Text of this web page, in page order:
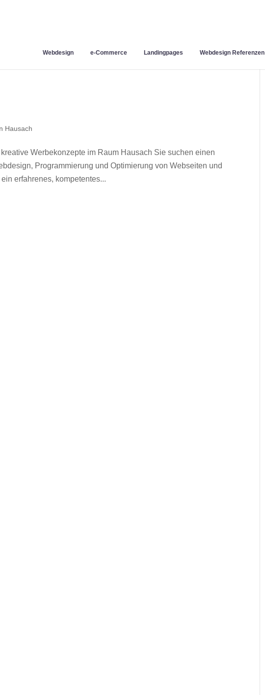
Webdesign e-Commerce Landingpages Webdesign Referenzen
Hausach
Werbekonzepte im Raum Hausach Sie suchen einen
Programmierung und Optimierung von Webseiten und
erfahrenes, kompetentes...